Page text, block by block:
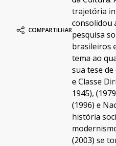
COMPARTILHAR
trajetória
consolidou
pesquisa
brasileiros
tema ao
sua tese
e Classe
1945),
(1996) e
história
(2003) se